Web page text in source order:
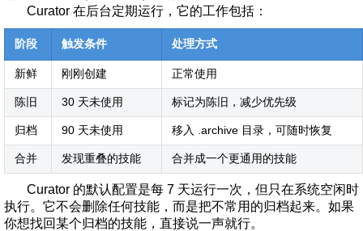
Curator 在后台定期运行，它的工作包括：
阶段 触发条件 处理方式
新鲜 刚刚创建 正常使用
陈旧 30 天未使用 标记为陈旧，减少优先级
归档 90 天未使用 移入 .archive 目录，可随时恢复
合并 发现重叠的技能 合并成一个更通用的技能
Curator 的默认配置是每 7 天运行一次，但只在系统空闲时
执行。它不会删除任何技能，而是把不常用的归档起来。如果
你想找回某个归档的技能，直接说一声就行。